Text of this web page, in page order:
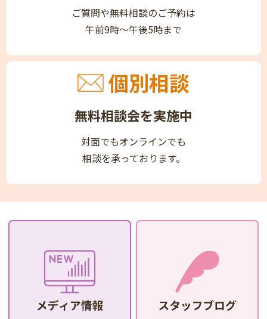
ご質問や無料相談のご予約は
午前9時～午後5時まで
個別相談
無料相談会を実施中
対面でもオンラインでも
相談を承っております。